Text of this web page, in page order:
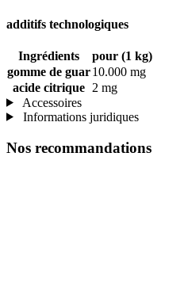
additifs technologiques
Ingrédients
pour (1 kg)
gomme de guar10.000 mg
acide citrique 2 mg
Accessoires
Informations juridiques
Nos recommandations